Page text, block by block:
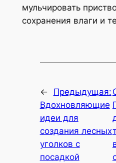
мульчировать
сохранения влаги и
←
Предыдущая:
Вдохновляющие
идеи для
создания лесных
уголков с
посадкой